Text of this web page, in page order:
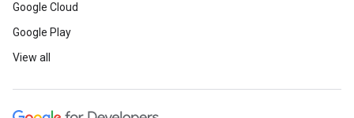
Google Cloud
Google Play
View all